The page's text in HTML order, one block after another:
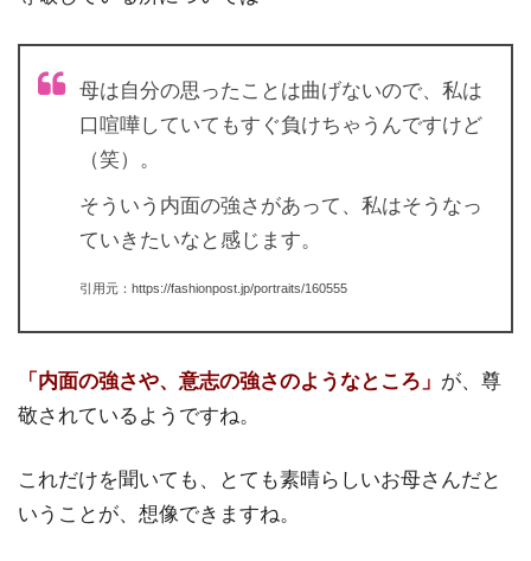
母は自分の思ったことは曲げないので、私は
口喧嘩していてもすぐ負けちゃうんですけど
（笑）。
そういう内面の強さがあって、私はそうなっ
ていきたいなと感じます。
引用元：https://fashionpost.jp/portraits/160555
「内面の強さや、意志の強さのようなところ」 が、尊
敬されているようですね。
これだけを聞いても、とても素晴らしいお母さんだと
いうことが、想像できますね。